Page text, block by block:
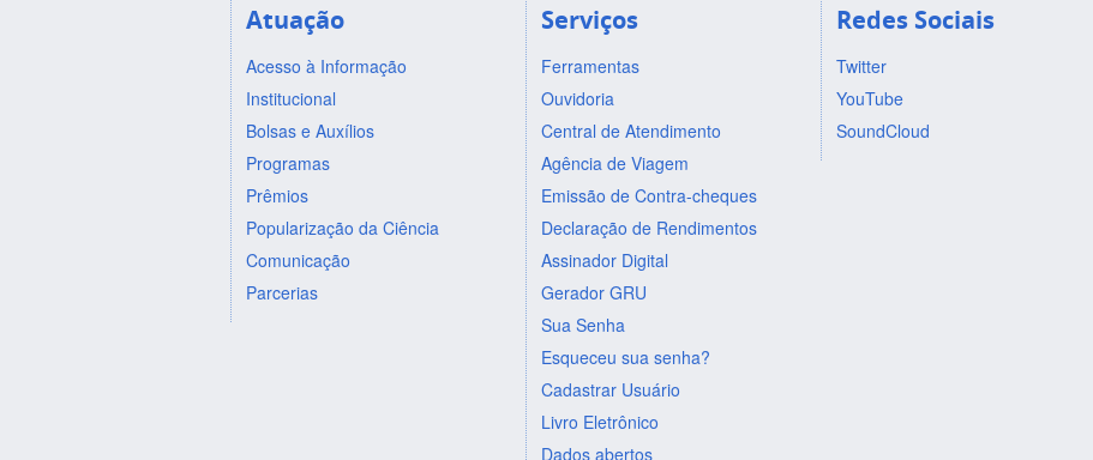
Atuação
Acesso à Informação
Institucional
Bolsas e Auxílios
Programas
Prêmios
Popularização da Ciência
Comunicação
Parcerias
Serviços
Ferramentas
Ouvidoria
Central de Atendimento
Agência de Viagem
Emissão de Contra-cheques
Declaração de Rendimentos
Assinador Digital
Gerador GRU
Sua Senha
Esqueceu sua senha?
Cadastrar Usuário
Livro Eletrônico
Dados abertos
Redes Sociais
Twitter
YouTube
SoundCloud